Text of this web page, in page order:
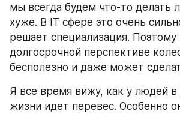
мы всегда будем что-то делать
хуже. В IT сфере это очень
решает специализация. Поэтому
долгосрочной перспективе
бесполезно и даже может
Я все время вижу, как у людей в
жизни идет перевес. Особенно